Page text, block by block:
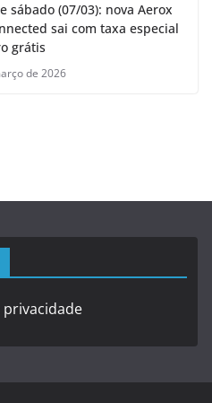
sábado (07/03): nova Aerox
sai com taxa especial
grátis
de 2026
privacidade